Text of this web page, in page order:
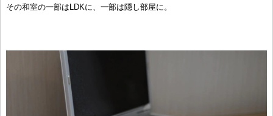
その和室の一部はLDKに、一部は隠し部屋に。